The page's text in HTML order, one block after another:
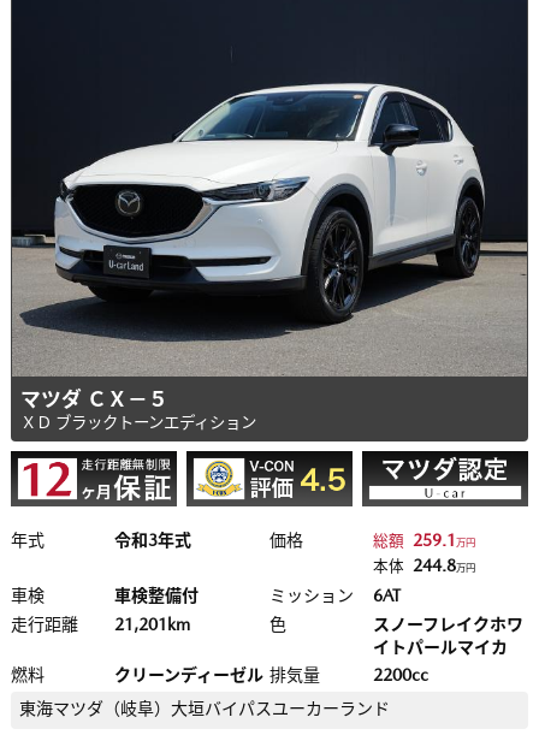
マツダ ＣＸ－５
ＸＤ ブラックトーンエディション
年式 令和3年式 価格 総額 259.1万円
本体 244.8万円
車検 車検整備付 ミッション
6AT
走行距離
21,201km 色
スノーフレイクホワ
イトパールマイカ
燃料
クリーンディーゼル 排気量
2200cc
東海マツダ（岐阜） 大垣バイパスユーカーランド